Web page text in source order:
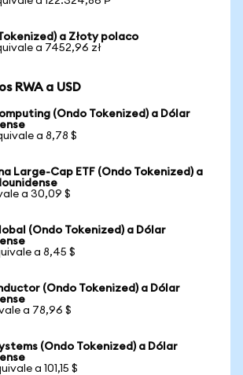
a Złoty polaco
a 7452,96 zł
RWA a USD
(Ondo Tokenized) a Dólar
a 8,78 $
Large-Cap ETF (Ondo Tokenized) a
a 30,09 $
(Ondo Tokenized) a Dólar
a 8,45 $
(Ondo Tokenized) a Dólar
a 78,96 $
(Ondo Tokenized) a Dólar
a 101,15 $